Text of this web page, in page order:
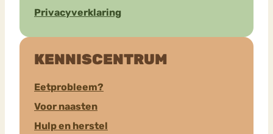
Privacyverklaring
KENNISCENTRUM
Eetprobleem?
Voor naasten
Hulp en herstel